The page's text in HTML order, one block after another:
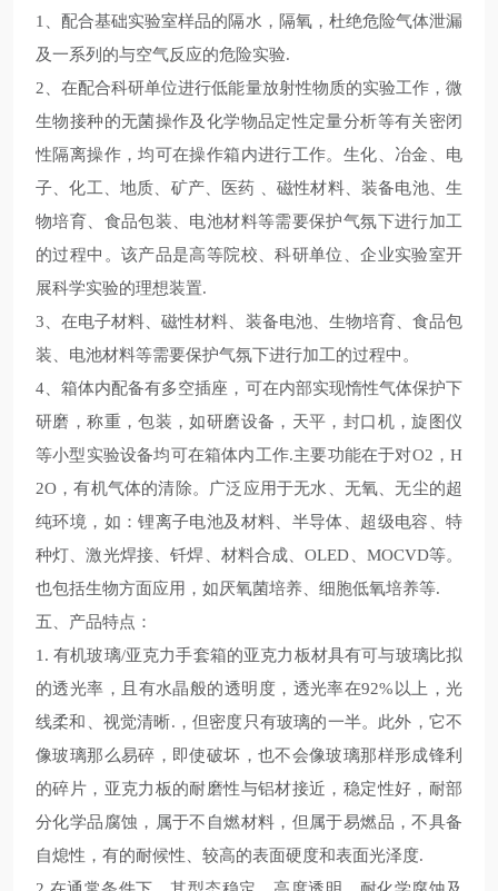
1、配合基础实验室样品的隔水，隔氧，杜绝危险气体泄漏
及一系列的与空气反应的危险实验.
2、在配合科研单位进行低能量放射性物质的实验工作，微
生物接种的无菌操作及化学物品定性定量分析等有关密闭
性隔离操作，均可在操作箱内进行工作。生化、冶金、电
子、化工、地质、矿产、医药 、磁性材料、装备电池、生
物培育、食品包装、电池材料等需要保护气氛下进行加工
的过程中。该产品是高等院校、科研单位、企业实验室开
展科学实验的理想装置.
3、在电子材料、磁性材料、装备电池、生物培育、食品包
装、电池材料等需要保护气氛下进行加工的过程中。
4、箱体内配备有多空插座，可在内部实现惰性气体保护下
研磨，称重，包装，如研磨设备，天平，封口机，旋图仪
等小型实验设备均可在箱体内工作.主要功能在于对O2 ，H
2O ，有机气体的清除。广泛应用于无水、无氧、无尘的超
纯环境，如：锂离子电池及材料、半导体、超级电容、特
种灯、激光焊接、钎焊、材料合成、OLED MOCVD等。
也包括生物方面应用，如厌氧菌培养、细胞低氧培养等.
五、产品特点：
1. 有机玻璃/亚克力手套箱的亚克力板材具有可与玻璃比拟
的透光率，且有水晶般的透明度，透光率在92%以上，光
线柔和、视觉清晰.，但密度只有玻璃的一半。此外，它不
像玻璃那么易碎，即使破坏，也不会像玻璃那样形成锋利
的碎片，亚克力板的耐磨性与铝材接近，稳定性好，耐部
分化学品腐蚀，属于不自燃材料，但属于易燃品，不具备
自熄性，有的耐候性、较高的表面硬度和表面光泽度.